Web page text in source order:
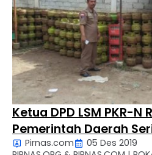
Ketua DPD LSM PKR-N
Pemerintah Daerah
Kelangkaan Gas Elpiji 3
Pirnas.com
05 Des 2019